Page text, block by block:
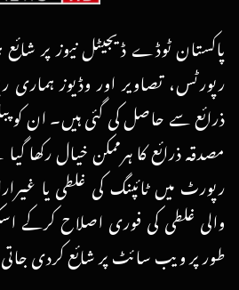
پاکستان ٹوڈے ڈیجیٹل نیوز پر
رپورٹس، تصاویر اور وڈیوز ہماری
ذرائع سے حاصل کی گئی ہیں۔ ان کو
مصدقہ ذرائع کا ہرممکن خیال رکھا
رپورٹ میں ٹائپنگ کی غلطی یا
والی غلطی کی فوری اصلاح کرکے
طور پر ویب سائٹ پر شائع کردی